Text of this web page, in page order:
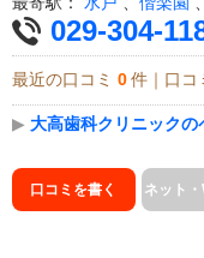
029-304-
最近の口コミ 0 件｜口コ
▶ 大高歯科クリニックの
口コミを書く ネット